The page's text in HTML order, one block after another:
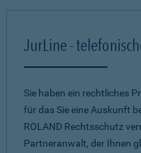
JurLine -
Sie haben ein rechtliches
für das Sie eine Auskunft
ROLAND Rechtsschutz
Partneranwalt, der Ihnen